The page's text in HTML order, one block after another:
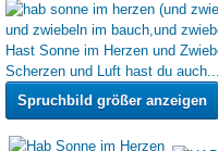
Spruchbild größer anzeigen